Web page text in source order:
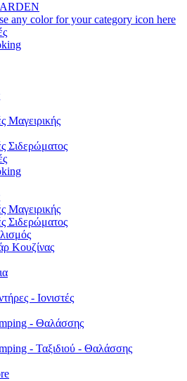
any color for your category icon here
Μαγειρικής
Σιδερώματος
Μαγειρικής
Σιδερώματος
Κουζίνας
- Ιονιστές
- Θαλάσσης
- Ταξιδιού - Θαλάσσης